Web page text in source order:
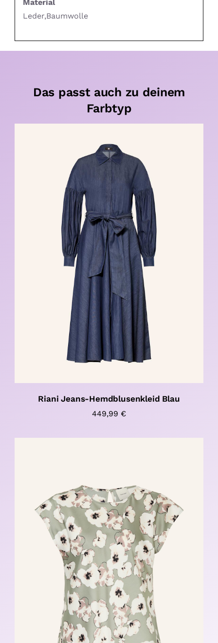
Material
Leder,Baumwolle
Das passt auch zu deinem
Farbtyp
Riani Jeans-Hemdblusenkleid Blau
449,99 €